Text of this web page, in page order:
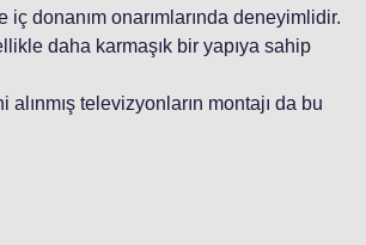
donanım onarımlarında deneyimlidir.
daha karmaşık bir yapıya sahip
televizyonların montajı da bu